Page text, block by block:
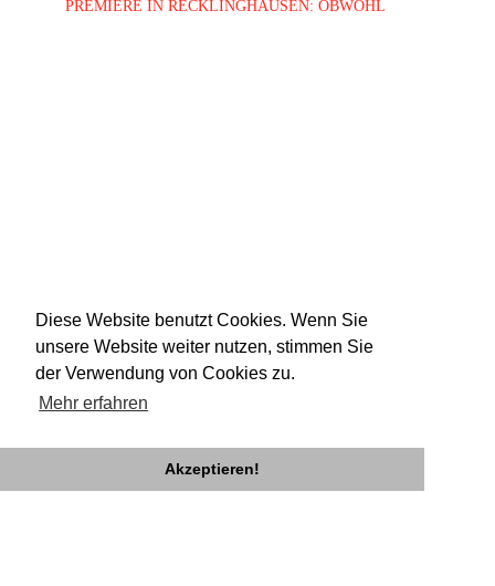
Diese Website benutzt Cookies. Wenn Sie
unsere Website weiter nutzen, stimmen Sie
der Verwendung von Cookies zu.
Mehr erfahren
Akzeptieren!
PREMIERE IN RECKLINGHAUSEN: OBWOHL